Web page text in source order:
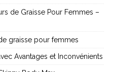
de Graisse Pour Femmes –
graisse pour femmes
Avantages et Inconvénients